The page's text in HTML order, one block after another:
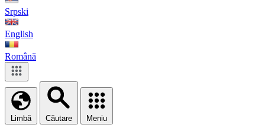
Srpski
English
Română
Limbă Căutare Meniu